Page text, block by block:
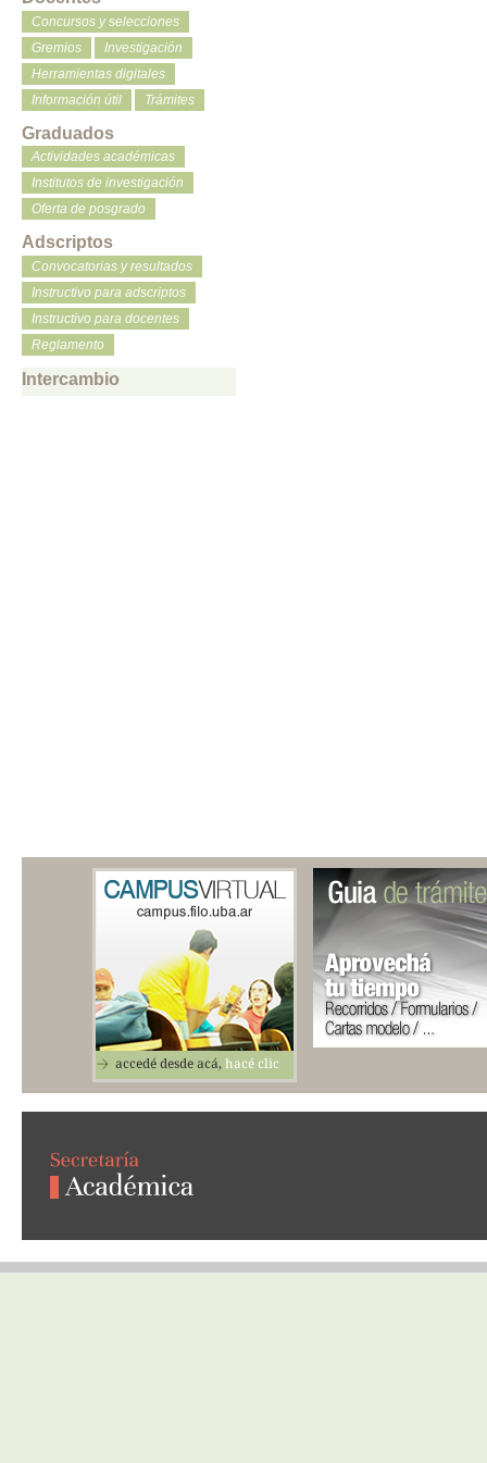
Concursos y selecciones
Gremios
Investigación
Herramientas digitales
Información útil
Trámites
Graduados
Actividades académicas
Institutos de investigación
Oferta de posgrado
Adscriptos
Convocatorias y resultados
Instructivo para adscriptos
Instructivo para docentes
Reglamento
Intercambio